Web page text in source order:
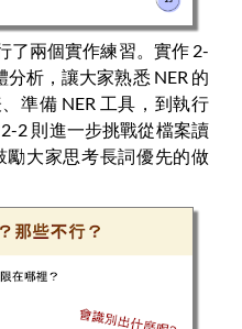
了兩個實作練習。實作 2-
析，讓大家熟悉 NER 的
準備 NER 工具，到執行
2 則進一步挑戰從檔案讀
勵大家思考長詞優先的做